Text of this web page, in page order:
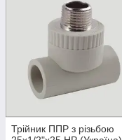
Трійник ППР з різьбою